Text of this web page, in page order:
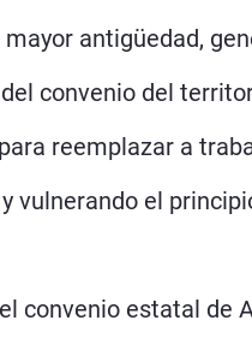
antigüedad,
convenio del
reemplazar a
vulnerando el
convenio estatal de